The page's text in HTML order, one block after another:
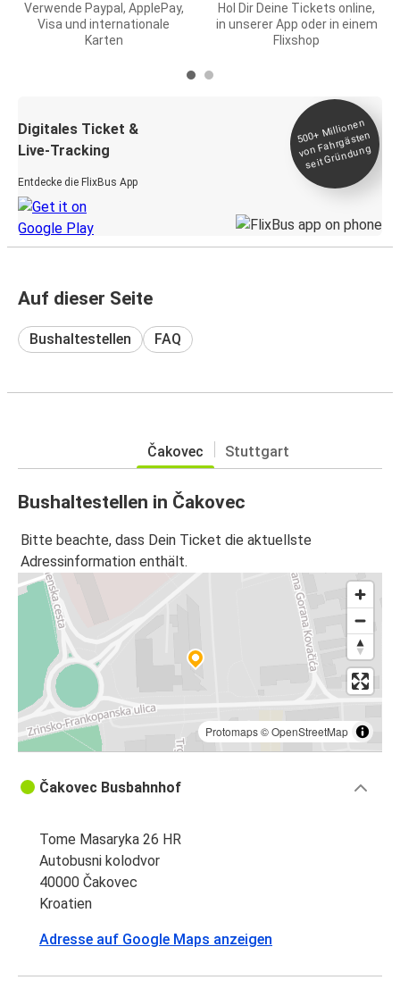
Verwende Paypal, ApplePay,
Visa und internationale
Karten
Hol Dir Deine Tickets online,
in unserer App oder in einem
Flixshop
Digitales Ticket &
Live-Tracking
Entdecke die FlixBus App
500+
Millionen
von Fahrgästen
seit
Gründung
Auf dieser Seite
Bushaltestellen FAQ
Čakovec Stuttgart
Bushaltestellen in Čakovec
Bitte beachte, dass Dein Ticket die aktuellste
Adressinformation enthält.
Protomaps©OpenStreetMap
Čakovec Busbahnhof
Tome Masaryka 26 HR
Autobusni kolodvor
40000 Čakovec
Kroatien
Adresse auf Google Maps anzeigen